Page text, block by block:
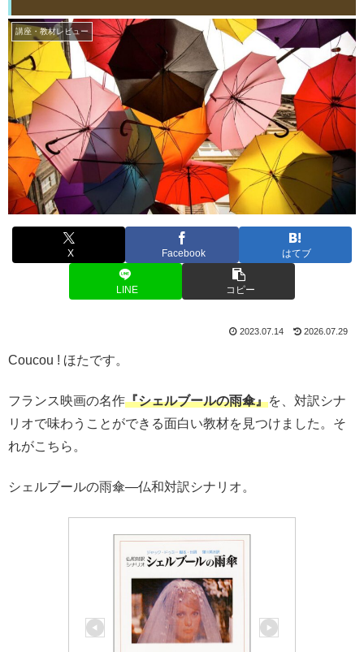
講座・教材レビュー
X Facebook はてブ
LINE コピー
2023.07.14 2026.07.29
Coucou ! ほたです。
フランス映画の名作『シェルブールの雨傘』を、対訳シナ
リオで味わうことができる面白い教材を見つけました。そ
れがこちら。
シェルブールの雨傘―仏和対訳シナリオ。